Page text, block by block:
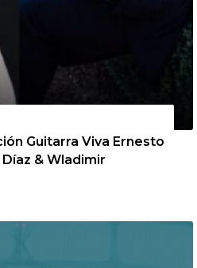
Guitarra Viva Ernesto
& Wladimir